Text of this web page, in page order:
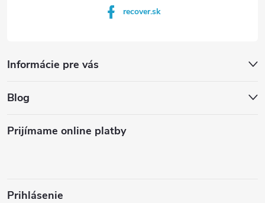
recover.sk
Informácie pre vás
Blog
Prijímame online platby
Prihlásenie